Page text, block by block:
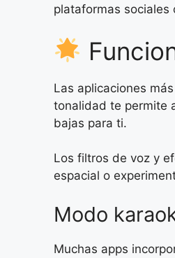
plataformas
Las aplicaciones
tonalidad te permite
bajas para ti.
Los filtros de voz y
espacial o
Modo
Muchas apps